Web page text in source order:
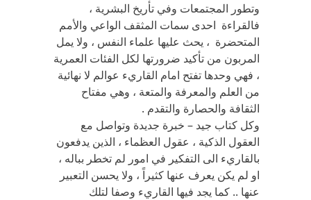
وتطور المجتمعات وفي تأريخ البشرية ،
فالقراءة احدى سمات المثقف الواعي والأمم
المتحضرة ، يحث عليها علماء النفس ، ولا يمل
المربون من تأكيد ضرورتها لكل الفئات العمرية
، فهي وحدها تفتح امام القاريء عوالم لا نهائية
من العلم والمعرفة والمتعة ، وهي مفتاح
الثقافة والحصارة والتقدم .
وكل كتاب جيد – خبرة جديدة وتواصل مع
العقول الذكية ، عقول العظماء ، الذين يدفعون
بالقاريء الى التفكير في امور لم تخطر بباله ،
او لم يكن يعرف عنها كثيراً ، ولا يحسن التعبير
عنها .. كما يجد فيها القاريء وصفا لتلك